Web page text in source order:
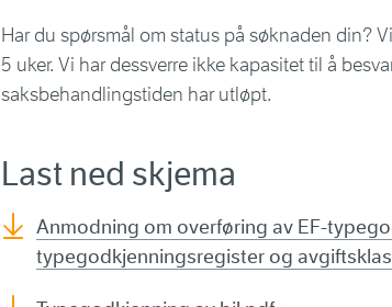
Har du spørsmål om status på søknaden din?
5 uker. Vi har dessverre ikke kapasitet til å
saksbehandlingstiden har utløpt.
Last ned skjema
Anmodning om overføring av EF-
typegodkjenningsregister og